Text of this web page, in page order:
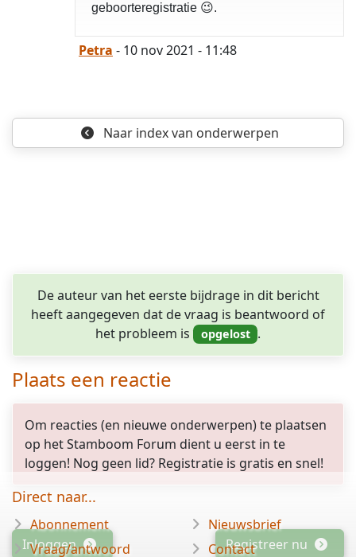
geboorteregistratie 😉.
Petra - 10 nov 2021 - 11:48
Naar indexvan onderwerpen
De auteur van het eerste bijdrage in dit bericht
heeft aangegeven dat de vraag is beantwoord of
het probleem is
.
Plaats een reactie
Om reacties (en nieuwe onderwerpen) te plaatsen
op het Stamboom Forum dient u eerst in te
loggen! Nog geen lid? Registratie is gratis en snel!
Inloggen Registreer nu
Direct naar...
Abonnement
Vraag/antwoord
Nieuwsbrief
Contact